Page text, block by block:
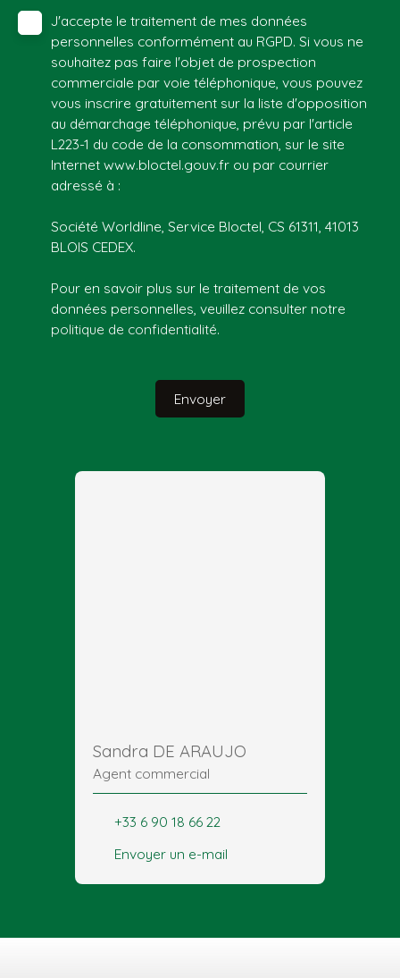
J'accepte le traitement de mes données
personnelles conformément au RGPD. Si vous ne
souhaitez pas faire l'objet de prospection
commerciale par voie téléphonique, vous pouvez
vous inscrire gratuitement sur la liste d'opposition
au démarchage téléphonique, prévu par l'article
L223-1 du code de la consommation, sur le site
Internet www.bloctel.gouv.fr ou par courrier
adressé à :
Société Worldline, Service Bloctel, CS 61311, 41013
BLOIS CEDEX.
Pour en savoir plus sur le traitement de vos
données personnelles, veuillez consulter notre
politique de confidentialité.
Envoyer
Sandra DE ARAUJO
Agent commercial
+33 6 90 18 66 22
Envoyer un e-mail